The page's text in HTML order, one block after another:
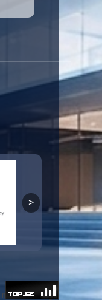
mone.geის მიერ